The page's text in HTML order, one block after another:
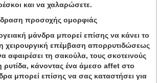
και να χαλαρώσετε.
προσοχής ομορφιάς
μάνδρα μπορεί επίσης να κάνει το
επέμβαση απορρυτιδώσεως
τη σακούλα, τους σκοτεινούς
ρυτίδα, κάνοντας ένα άμεσο affet στο
μπορεί επίσης να σας καταστήσει για